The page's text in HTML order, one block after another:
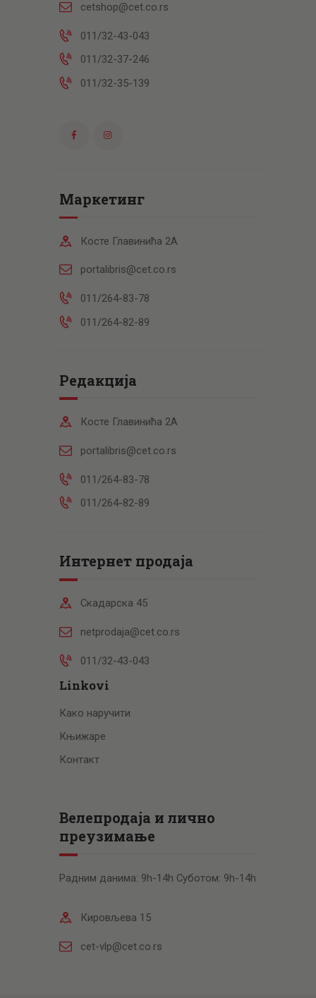
cetshop@cet.co.rs
011/32-43-043
011/32-37-246
011/32-35-139
Маркетинг
Косте Главинића 2А
portalibris@cet.co.rs
011/264-83-78
011/264-82-89
Редакција
Косте Главинића 2А
portalibris@cet.co.rs
011/264-83-78
011/264-82-89
Интернет продаја
Скадарска 45
netprodaja@cet.co.rs
011/32-43-043
Linkovi
Како наручити
Књижаре
Контакт
Велепродаја и лично
преузимање
Радним данима: 9h-14h Суботом: 9h-14h
Кировљева 15
cet-vlp@cet.co.rs